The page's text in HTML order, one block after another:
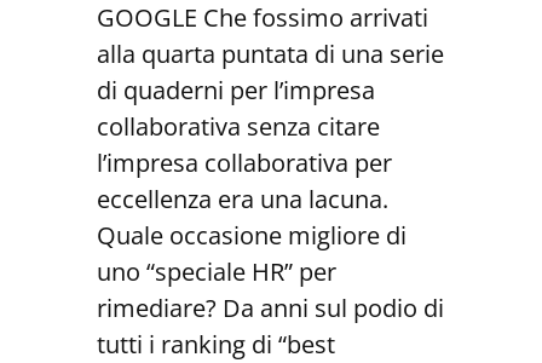
GOOGLE Che fossimo arrivati
alla quarta puntata di una serie
di quaderni per l’impresa
collaborativa senza citare
l’impresa collaborativa per
eccellenza era una lacuna.
Quale occasione migliore di
uno “speciale HR” per
rimediare? Da anni sul podio di
tutti i ranking di “best